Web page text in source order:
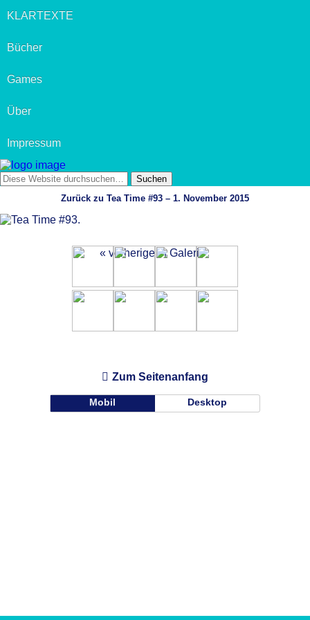
KLARTEXTE
Bücher
Games
Über
Impressum
Zurück zu Tea Time #93 – 1. November 2015
« vorherige in Galerie
Zum Seitenanfang
Mobil Desktop